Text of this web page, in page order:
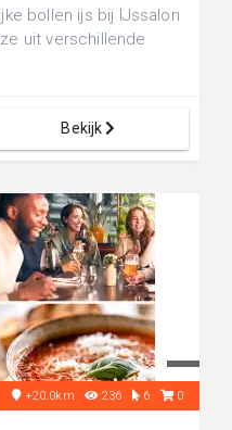
bollen ijs bij IJssalon
uit verschillende
Bekijk
+20.0km 236 6 0